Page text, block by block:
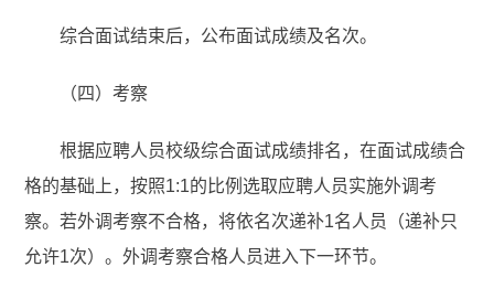
综合面试结束后，公布面试成绩及名次。
（四）考察
根据应聘人员校级综合面试成绩排名，在面试成绩合
格的基础上，按照1:1的比例选取应聘人员实施外调考
察。若外调考察不合格，将依名次递补1名人员（递补只
允许1次）。外调考察合格人员进入下一环节。